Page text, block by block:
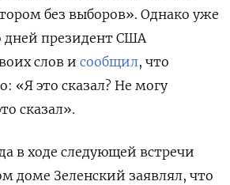
без выборов». Однако уже
дней президент США
слов и сообщил, что
«Я это сказал? Не могу
сказал».
в ходе следующей встречи
доме Зеленский заявлял, что